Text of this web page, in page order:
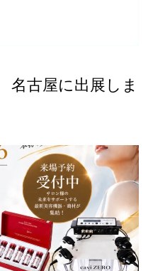
古屋に出展しま